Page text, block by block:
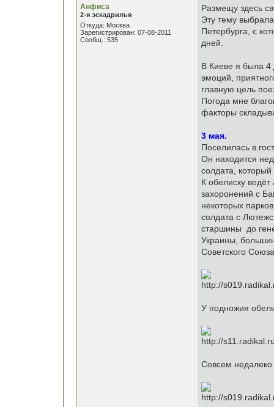
Анфиса
2-я эскадрилья
Откуда: Москва
Зарегистрирован: 07-08-2011
Сообщ.: 535
Размещу здесь
Эту тему
Петербурга, с
дней.
В Киеве я была 4
эмоций,
главную цель
Погода мне
факторы
3 мая.
Поселилась в
Он находится
солдата,
К обелиску
захоронений с
некоторых
солдата с
старшины до
Украины,
Советского
У подножия
Совсем недалеко